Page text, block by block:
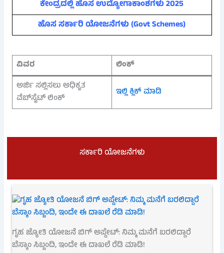
ಕೇಂದ್ರದಲ್ಲಿ ಹೊಸ ಉದ್ಯೋಗಾಕಾಂಶಗಳು 2025
ಹೊಸ ಸರ್ಕಾರಿ ಯೋಜನೆಗಳು (Govt Schemes)
ವಿವರ
ಲಿಂಕ್
ಅರ್ಜಿ ಸಲ್ಲಿಸಲು ಅಧಿಕೃತ
ವೆಬ್‌ಸೈಟ್ ಲಿಂಕ್
ಇಲ್ಲಿ ಕ್ಲಿಕ್ ಮಾಡಿ
ಸರ್ಕಾರಿ ಯೋಜನೆಗಳು
ಗೃಹ ಜ್ಯೋತಿ ಯೋಜನೆ ಬಿಗ್ ಅಪ್ಡೇಟ್: ನಿಮ್ಮ ಮನೆಗೆ ಬರಲಿದ್ದಾರೆ
ಬೆಸ್ಕಾಂ ಸಿಬ್ಬಂದಿ, ಇಂದೇ ಈ ದಾಖಲೆ ರೆಡಿ ಮಾಡಿ!